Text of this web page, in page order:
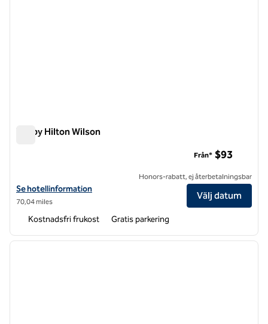
Tru by Hilton Wilson
Visa hotelluppgifter för Tru by Hilton Wilson
Se hotellinformation
70,04 miles
Från* $93
Honors-rabatt, ej återbetalningsbar
Välj datum
Kostnadsfri frukost Gratis parkering
1 av 12
nästa